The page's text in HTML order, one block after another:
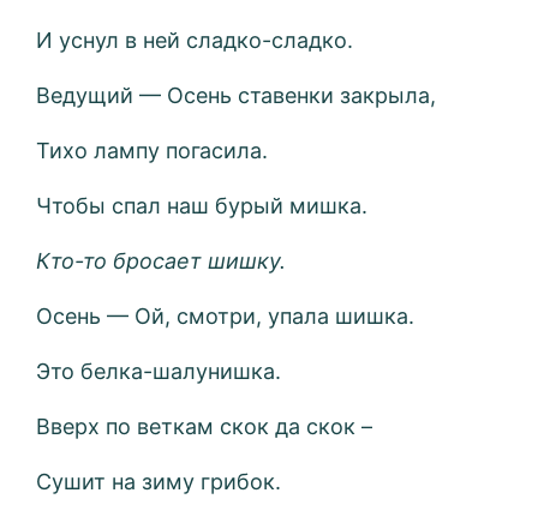
И уснул в ней сладко-сладко.
Ведущий — Осень ставенки закрыла,
Тихо лампу погасила.
Чтобы спал наш бурый мишка.
Кто-то бросает шишку.
Осень — Ой, смотри, упала шишка.
Это белка-шалунишка.
Вверх по веткам скок да скок –
Сушит на зиму грибок.